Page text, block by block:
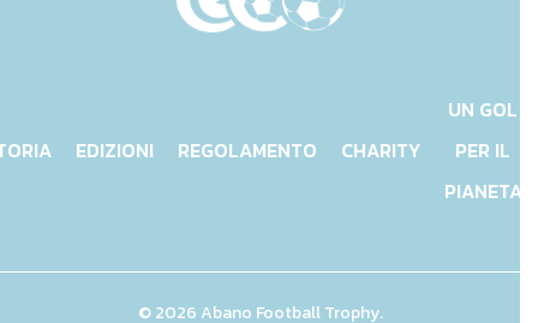
EDIZIONI REGOLAMENTO CHARITY
UN GOL
PER IL
PIANETA
© 2026 Abano Football Trophy.